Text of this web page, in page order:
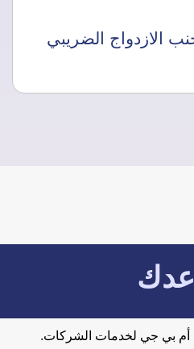
الازدواج الضريبي
أم بي جي لخدمات الشركات.